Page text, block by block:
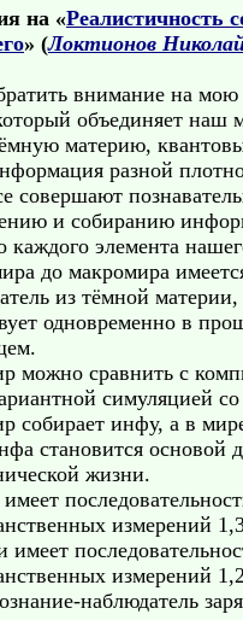
на «Реалистичность
» (Локтионов
внимание на
объединяет наш
материю,
разной
совершают
и собиранию
каждого элемента
до макромира
из тёмной материи,
одновременно в
можно сравнить с
симуляцией со
собирает инфу, а в
становится основой
жизни.
измерений
имеет
измерений
наблюдатель